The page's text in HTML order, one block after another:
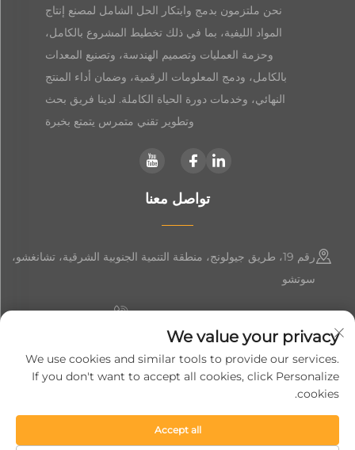
نحن ملتزمون بدمج وابتكار الحل الشامل لمصنع إنتاج
المواد الليفية، بما في ذلك تخطيط المشروع بالكامل،
وحزمة العمليات وتصميم الهندسة، وتصنيع المعدات
بالكامل، ودمج المعلومات الرقمية، وضمان أداء المنتج
النهائي، وخدمات دورة الحياة الكاملة. لدينا فريق بحث
وتطوير تقني متمرس يتمتع بخبرة
تواصل معنا
رقم 19، طريق جيولونج، منطقة التنمية الجنوبية الشرقية، تشانغشو،
سوتشو
+86-19906239903
[email protected]
+86-13852981437
حقوق النشر © 2024 شركة سوزهو سوفت جيم لتجهيزات المعدات الذكية
We value your privacy
We use cookies and similar tools to provide our services.
If you don't want to accept all cookies, click Personalize
cookies.
Accept all